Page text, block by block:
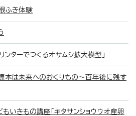
ふき体験
ンターでつくるオサムシ拡大模型」
標本は未来へのおくりもの～百年後に残す
もいきもの講座「キタサンショウウオ産卵